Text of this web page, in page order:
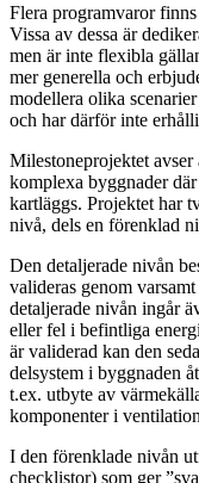
Flera programvaror
Vissa av dessa är
men är inte flexibla
mer generella och
modellera olika
och har därför inte
Milestoneprojektet
komplexa byggnader
kartläggs. Projektet har
nivå, dels en förenklad
Den detaljerade nivån
valideras genom
detaljerade nivån ingår
eller fel i befintliga
är validerad kan den
delsystem i byggnaden
t.ex. utbyte av
komponenter i
I den förenklade nivån
checklistor) som ger